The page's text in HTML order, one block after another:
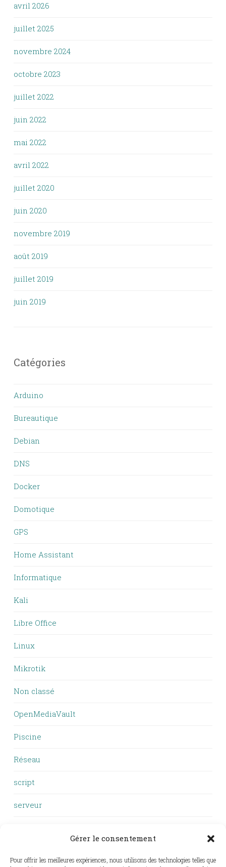
Gérer le consentement
Pour offrir les meilleures expériences, nous utilisons des technologies telles que
avril 2026
juillet 2025
novembre 2024
octobre 2023
juillet 2022
juin 2022
mai 2022
avril 2022
juillet 2020
juin 2020
novembre 2019
août 2019
juillet 2019
juin 2019
Catégories
Arduino
Bureautique
Debian
DNS
Docker
Domotique
GPS
Home Assistant
Informatique
Kali
Libre Office
Linux
Mikrotik
Non classé
OpenMediaVault
Piscine
Réseau
script
serveur